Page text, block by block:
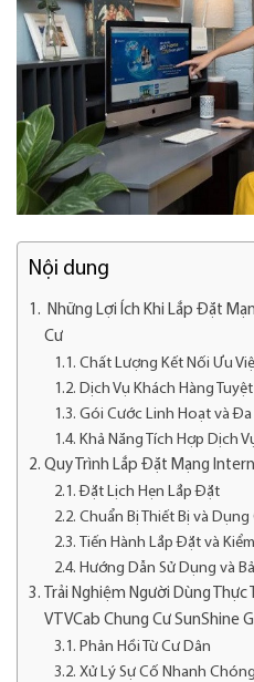
Nội dung
Những Lợi Ích Khi Lắp Đặt
Cư
Chất Lượng Kết Nối Ưu
Dịch Vụ Khách Hàng Tuyệt
Gói Cước Linh Hoạt và Đa
Khả Năng Tích Hợp Dịch
Quy Trình Lắp Đặt Mạng
Đặt Lịch Hẹn Lắp Đặt
Chuẩn Bị Thiết Bị và Dụng
Tiến Hành Lắp Đặt và Kiểm
Hướng Dẫn Sử Dụng và
Trải Nghiệm Người Dùng
VTVCab Chung Cư SunShine
Phản Hồi Từ Cư Dân
Xử Lý Sự Cố Nhanh Chóng